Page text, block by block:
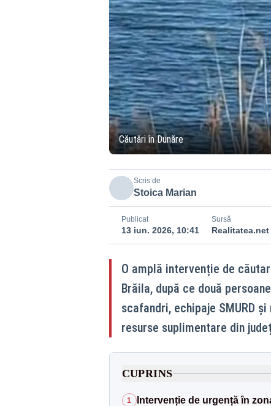
Căutări în Dunăre
Scris de
Stoica Marian
Publicat
13 iun. 2026, 10:41
Sursă
Realitatea.net
O amplă intervenție de
Brăila, după ce două
scafandri, echipaje SMURD
resurse suplimentare din
CUPRINS
1 Intervenție de urgență în